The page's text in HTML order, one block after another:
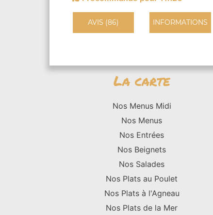
AVIS (86) INFORMATIONS
La carte
Nos Menus Midi
Nos Menus
Nos Entrées
Nos Beignets
Nos Salades
Nos Plats au Poulet
Nos Plats à l'Agneau
Nos Plats de la Mer